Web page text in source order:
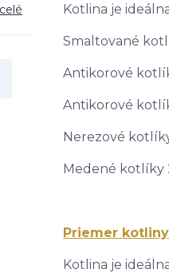
Kotlina je
Smaltované
Antikorové
Antikorové
Nerezové
Medené kotlíky
Priemer
Kotlina je